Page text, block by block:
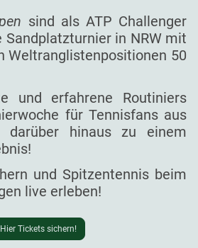
sind als ATP Challenger
Sandplatzturnier in NRW mit
Weltranglistenpositionen 50
und erfahrene Routiniers
für Tennisfans aus
darüber hinaus zu einem
und Spitzentennis beim
live erleben!
Hier Tickets sichern!